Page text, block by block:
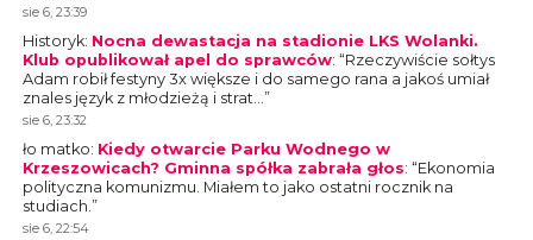
sie 6, 23:39
Historyk: Nocna dewastacja na stadionie LKS Wolanki.
Klub opublikował apel do sprawców: “Rzeczywiście sołtys
Adam robił festyny 3x większe i do samego rana a jakoś umiał
znales język z młodzieżą i strat…”
sie 6, 23:32
ło matko: Kiedy otwarcie Parku Wodnego w
Krzeszowicach? Gminna spółka zabrała głos: “Ekonomia
polityczna komunizmu. Miałem to jako ostatni rocznik na
studiach.”
sie 6, 22:54